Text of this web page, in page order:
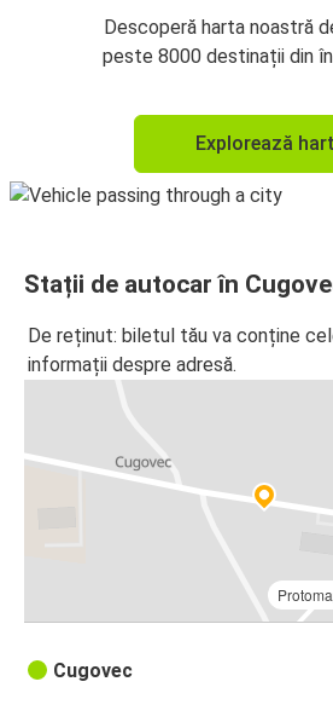
Descoperă harta noastră
peste 8000 destinații din
Explorează
Stații de autocar în
De reținut: biletul tău va conține
informații despre adresă.
Cugovec